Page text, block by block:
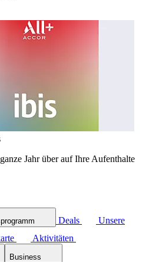
Jahr über auf Ihre Aufenthalte
Deals
Unsere
Aktivitäten
Business